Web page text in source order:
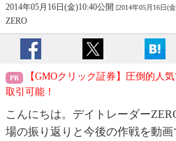
2014年05月16日(金)10:40公開 [2014年05月16日(
ZERO
【GMOクリック証券】圧倒的人
取引可能！
こんにちは。デイトレーダー
場の振り返りと今後の作戦を動画